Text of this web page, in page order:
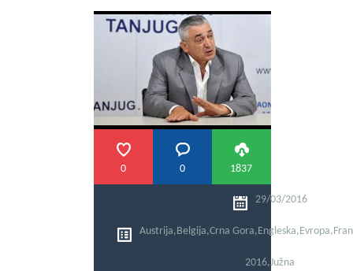
0 0 1837
29/03/2016
Austrija,Belgija,Crna Gora,Engleska,Evropa,
2016,Južna